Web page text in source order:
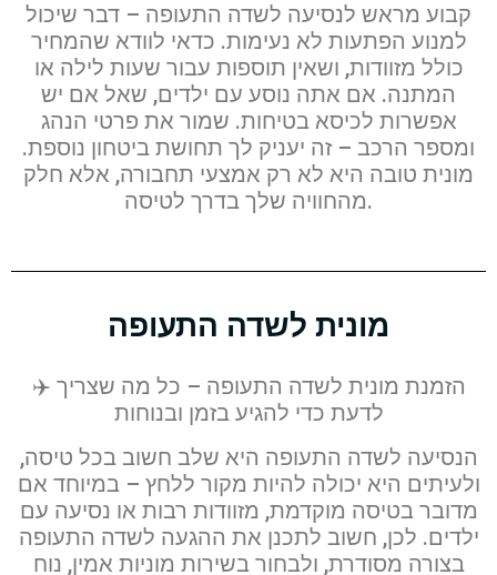
קבוע מראש לנסיעה לשדה התעופה – דבר שיכול
למנוע הפתעות לא נעימות. כדאי לוודא שהמחיר
כולל מזוודות, ושאין תוספות עבור שעות לילה או
המתנה. אם אתה נוסע עם ילדים, שאל אם יש
אפשרות לכיסא בטיחות. שמור את פרטי הנהג
ומספר הרכב – זה יעניק לך תחושת ביטחון נוספת.
מונית טובה היא לא רק אמצעי תחבורה, אלא חלק
מהחוויה שלך בדרך לטיסה.
מונית לשדה התעופה
✈️ הזמנת מונית לשדה התעופה – כל מה שצריך
לדעת כדי להגיע בזמן ובנוחות
הנסיעה לשדה התעופה היא שלב חשוב בכל טיסה,
ולעיתים היא יכולה להיות מקור ללחץ – במיוחד אם
מדובר בטיסה מוקדמת, מזוודות רבות או נסיעה עם
ילדים. לכן, חשוב לתכנן את ההגעה לשדה התעופה
בצורה מסודרת, ולבחור בשירות מוניות אמין, נוח